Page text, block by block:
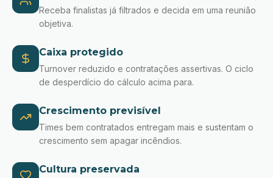
Receba finalistas já filtrados e decida em uma reunião
objetiva.
Caixa protegido
Turnover reduzido e contratações assertivas. O ciclo
de desperdício do cálculo acima para.
Crescimento previsível
Times bem contratados entregam mais e sustentam o
crescimento sem apagar incêndios.
Cultura preservada